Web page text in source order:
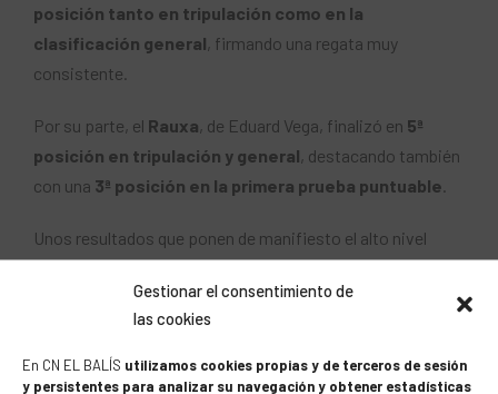
Gestionar el consentimiento de
las cookies
En CN EL BALÍS utilizamos cookies propias y de terceros de sesión
y persistentes para analizar su navegación y obtener estadísticas
posición tanto en tripulación como en la
clasificación general, firmando una regata muy
consistente.
Por su parte, el Rauxa, de Eduard Vega, finalizó en 5ª
posición en tripulación y general, destacando también
con una 3ª posición en la primera prueba puntuable
Unos resultados que ponen de manifiesto el alto nivel
deportivo de nuestros equipos en una de las regatas más
emblemáticas del calendario.